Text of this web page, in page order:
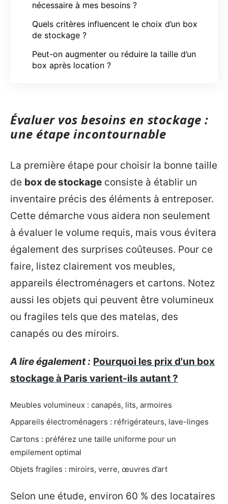
nécessaire à mes besoins ?
Quels critères influencent le choix d’un box
de stockage ?
Peut-on augmenter ou réduire la taille d’un
box après location ?
Évaluer vos besoins en stockage :
une étape incontournable
La première étape pour choisir la bonne taille
de box de stockage consiste à établir un
inventaire précis des éléments à entreposer.
Cette démarche vous aidera non seulement
à évaluer le volume requis, mais vous évitera
également des surprises coûteuses. Pour ce
faire, listez clairement vos meubles,
appareils électroménagers et cartons. Notez
aussi les objets qui peuvent être volumineux
ou fragiles tels que des matelas, des
canapés ou des miroirs.
A lire également : Pourquoi les prix d'un box
stockage à Paris varient-ils autant ?
Meubles volumineux : canapés, lits, armoires
Appareils électroménagers : réfrigérateurs, lave-linges
Cartons : préférez une taille uniforme pour un
empilement optimal
Objets fragiles : miroirs, verre, œuvres d’art
Selon une étude, environ 60 % des locataires